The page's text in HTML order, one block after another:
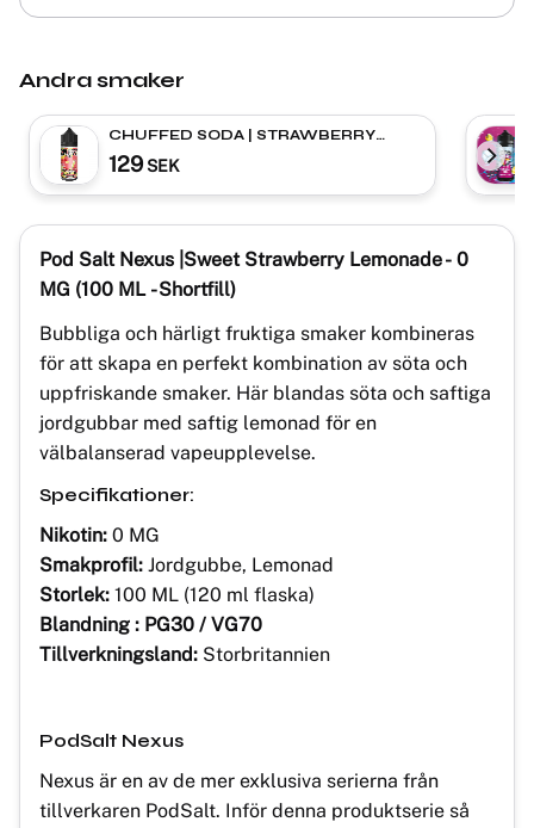
Andra smaker
CHUFFED SODA | STRAWBERRY
LEMONADE | Shortfill
129 SEK
Pod Salt Nexus |Sweet Strawberry Lemonade- 0
MG (100 ML - Shortfill)
Bubbliga och härligt fruktiga smaker kombineras
för att skapa en perfekt kombination av söta och
uppfriskande smaker. Här blandas söta och saftiga
jordgubbar med saftig lemonad för en
välbalanserad vapeupplevelse.
Specifikationer:
Nikotin: 0 MG
Smakprofil: Jordgubbe, Lemonad
Storlek: 100 ML (120 ml flaska)
Blandning : PG30 / VG70
Tillverkningsland: Storbritannien
PodSalt Nexus
Nexus är en av de mer exklusiva serierna från
tillverkaren PodSalt. Inför denna produktserie så